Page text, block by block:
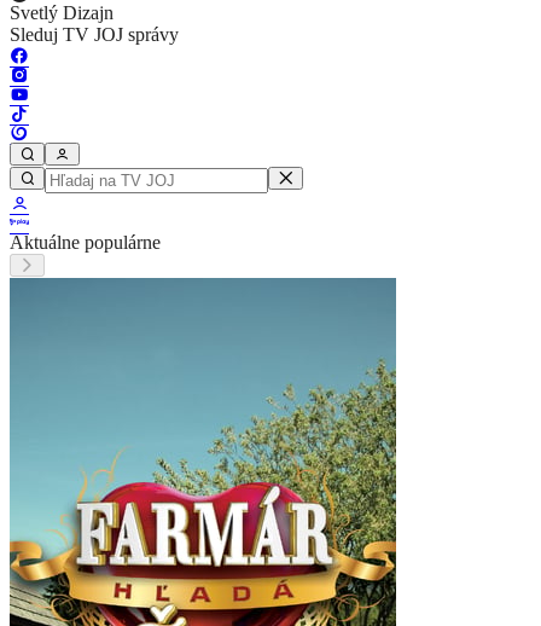
Svetlý Dizajn
Sleduj TV JOJ správy
Aktuálne populárne